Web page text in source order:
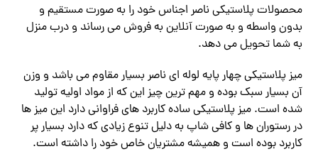
محصولات پلاستیکی ناصر اجناس خود را به صورت مستقیم و
بدون واسطه و به صورت آنلاین به فروش می رساند و درب منزل
به شما تحویل می دهد.
میز پلاستیکی چهار پایه لوله ای ناصر بسیار مقاوم می باشد و وزن
آن بسیار سبک بوده و مهم ترین چیز این که از مواد اولیه تولید
شده است. میز پلاستیکی ساده کاربرد های فراوانی دارد این میز ها
در رستوران ها و کافی شاپ به دلیل تنوع زیادی که دارد بسیار پر
کاربرد بوده است و همیشه مشتریان خاص خود را داشته است.